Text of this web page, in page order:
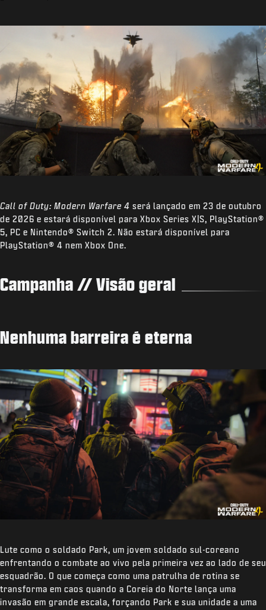
Call of Duty: Modern Warfare 4 será lançado em 23 de outubro
de 2026 e estará disponível para Xbox Series X|S, PlayStation®
5, PC e Nintendo® Switch 2. Não estará disponível para
PlayStation® 4 nem Xbox One.
Campanha // Visão geral
Nenhuma barreira é eterna
Lute como o soldado Park, um jovem soldado sul-coreano
enfrentando o combate ao vivo pela primeira vez ao lado de seu
esquadrão. O que começa como uma patrulha de rotina se
transforma em caos quando a Coreia do Norte lança uma
invasão em grande escala, forçando Park e sua unidade a uma